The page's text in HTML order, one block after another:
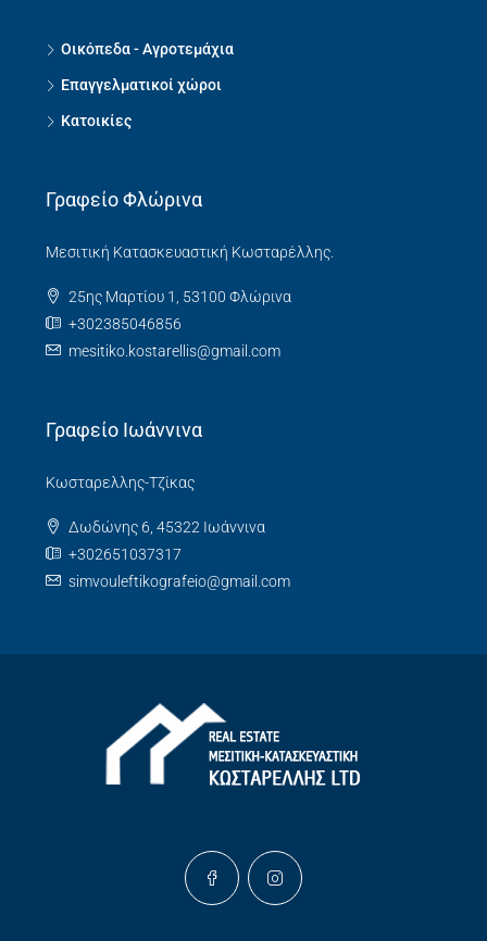
Οικόπεδα - Αγροτεμάχια
Επαγγελματικοί χώροι
Κατοικίες
Γραφείο Φλώρινα
Μεσιτική Κατασκευαστική Κωσταρέλλης.
25ης Μαρτίου 1, 53100 Φλώρινα
+302385046856
mesitiko.kostarellis@gmail.com
Γραφείο Ιωάννινα
Κωσταρελλης-Τζίκας
Δωδώνης 6, 45322 Ιωάννινα
+302651037317
simvouleftikografeio@gmail.com